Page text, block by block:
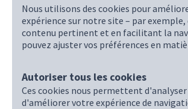
Nous utilisons des cookies pour
expérience sur notre site – par exemple,
contenu pertinent et en facilitant la
pouvez ajuster vos préférences en
Autoriser tous les cookies
Ces cookies nous permettent
d'améliorer votre expérience de